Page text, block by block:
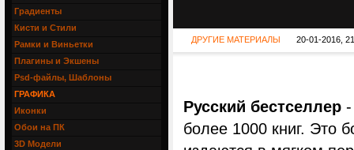
ДРУГИЕ МАТЕРИАЛЫ 20-01-2016,
Русский бестселлер
более 1000 книг. Это
Градиенты
Кисти и Стили
Рамки и Виньетки
Плагины и Экшены
Psd-файлы, Шаблоны
ГРАФИКА
Иконки
Обои на ПК
3D Модели